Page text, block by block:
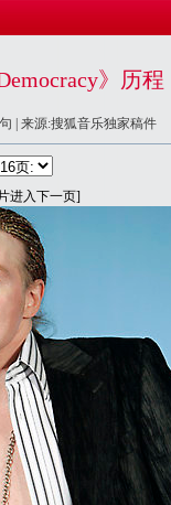
》历程
| 来源:搜狐音乐独家稿件
进入下一页]